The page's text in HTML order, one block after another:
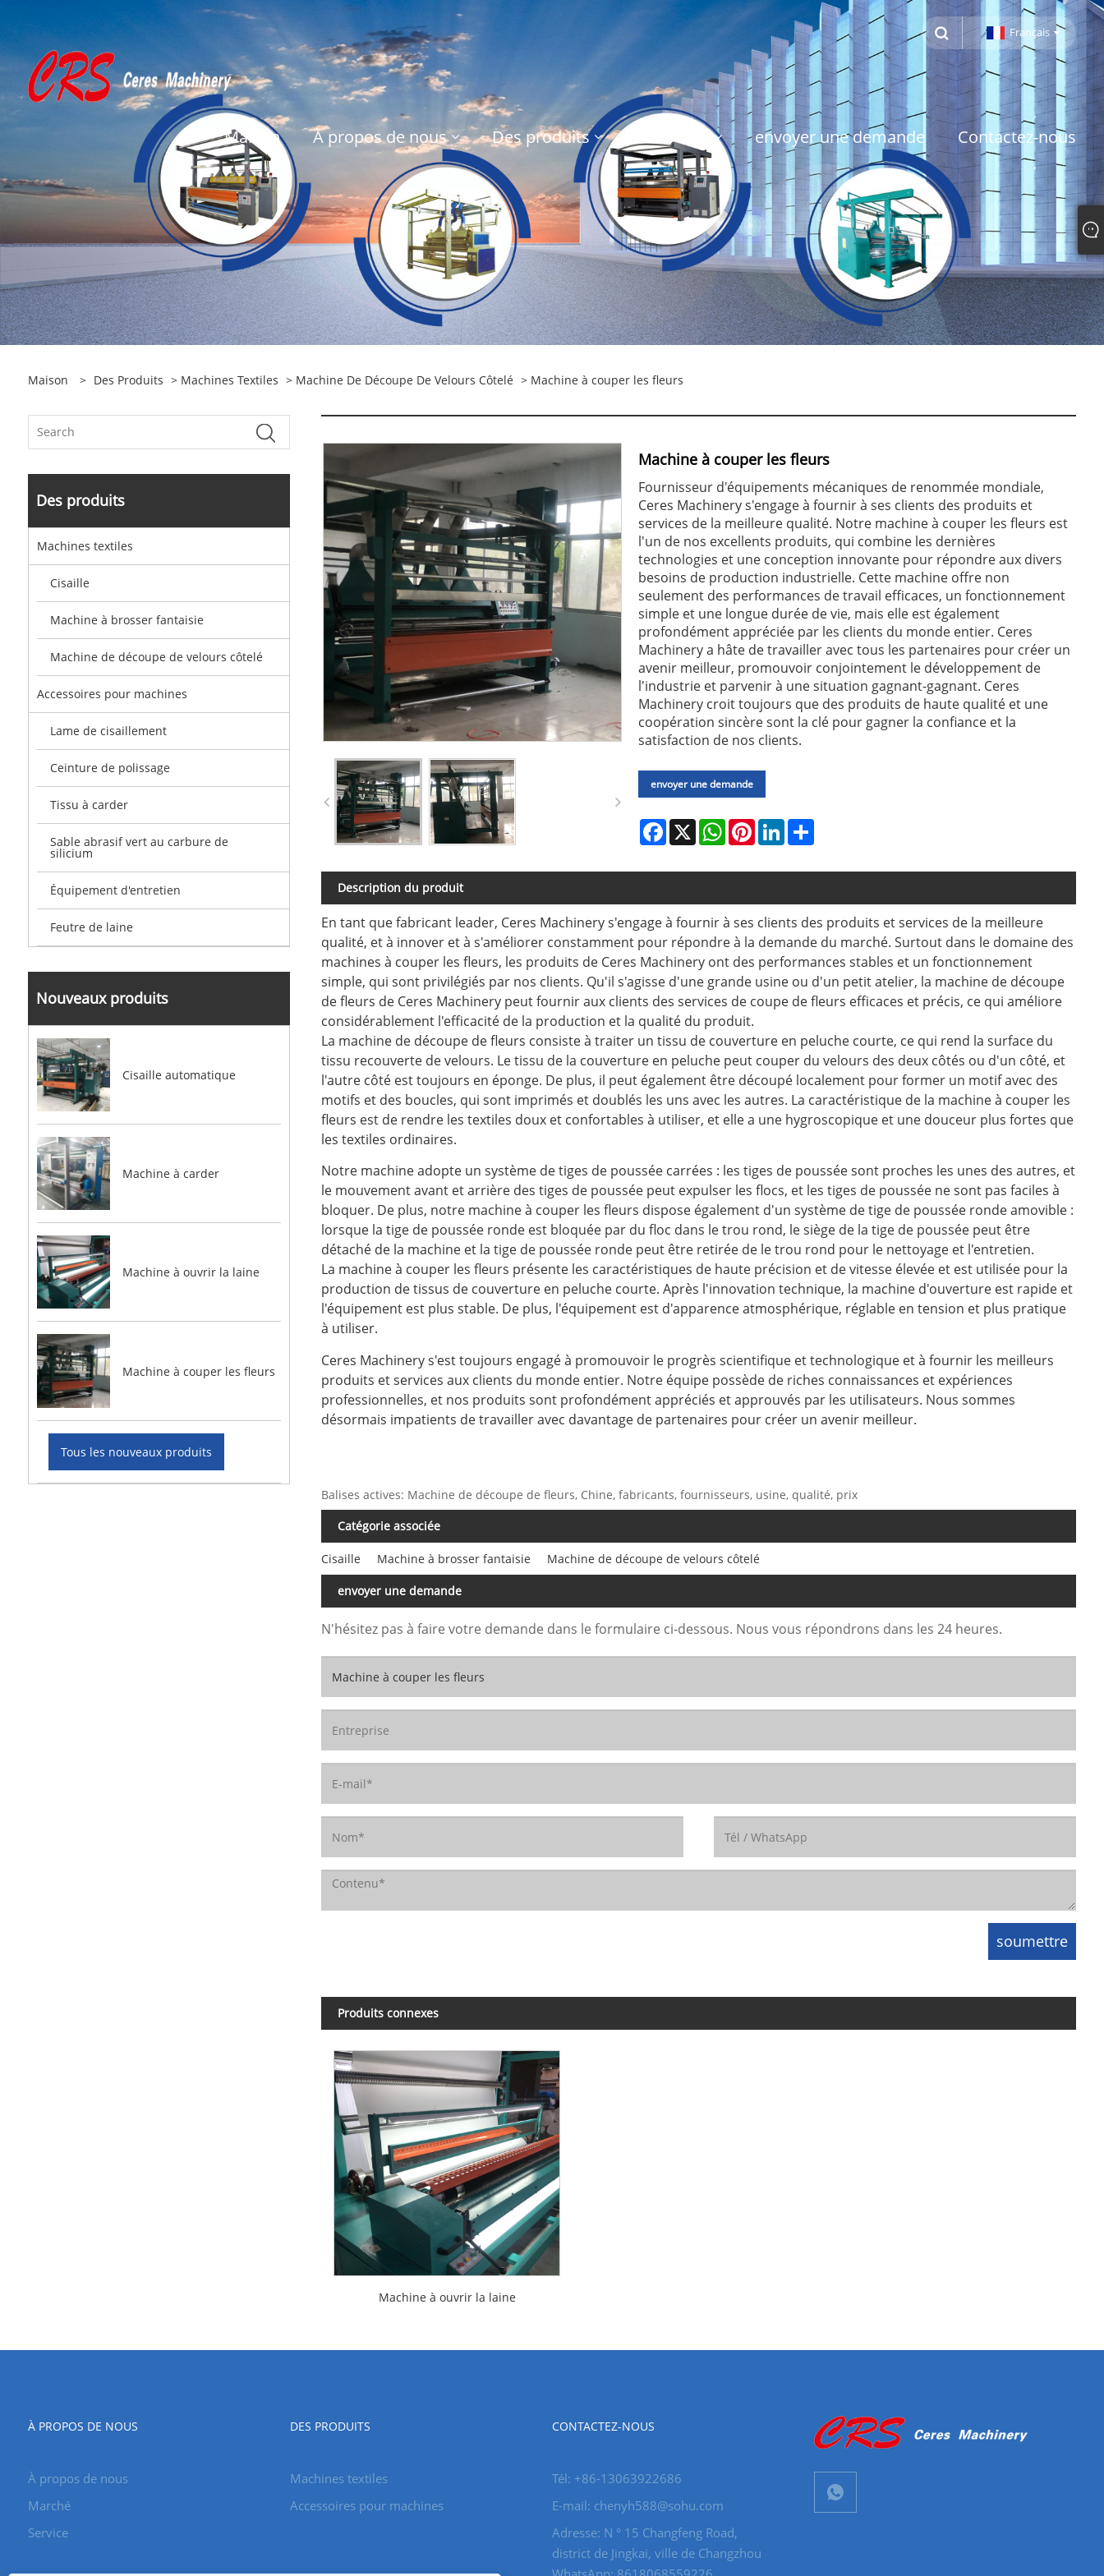
Français
Maison À propos de nous Des produits Nouvelles envoyer une demande Contactez-nous
Maison > Des Produits > Machines Textiles > Machine De Découpe De Velours Côtelé > Machine à couper les fleurs
Des produits
Machines textiles
Cisaille
Machine à brosser fantaisie
Machine de découpe de velours côtelé
Accessoires pour machines
Lame de cisaillement
Ceinture de polissage
Tissu à carder
Sable abrasif vert au carbure de
silicium
Équipement d'entretien
Feutre de laine
Nouveaux produits
Cisaille automatique
Machine à carder
Machine à ouvrir la laine
Machine à couper les fleurs
Tous les nouveaux produits
Machine à couper les fleurs
Fournisseur d'équipements mécaniques de renommée mondiale,
Ceres Machinery s'engage à fournir à ses clients des produits et
services de la meilleure qualité. Notre machine à couper les fleurs est
l'un de nos excellents produits, qui combine les dernières
technologies et une conception innovante pour répondre aux divers
besoins de production industrielle. Cette machine offre non
seulement des performances de travail efficaces, un fonctionnement
simple et une longue durée de vie, mais elle est également
profondément appréciée par les clients du monde entier. Ceres
Machinery a hâte de travailler avec tous les partenaires pour créer un
avenir meilleur, promouvoir conjointement le développement de
l'industrie et parvenir à une situation gagnant-gagnant. Ceres
Machinery croit toujours que des produits de haute qualité et une
coopération sincère sont la clé pour gagner la confiance et la
satisfaction de nos clients.
envoyer une demande
Facebook
X WhatsApp
PinterestLinkedIn
Description du produit
En tant que fabricant leader, Ceres Machinery s'engage à fournir à ses clients des produits et services de la meilleure
qualité, et à innover et à s'améliorer constamment pour répondre à la demande du marché. Surtout dans le domaine des
machines à couper les fleurs, les produits de Ceres Machinery ont des performances stables et un fonctionnement
simple, qui sont privilégiés par nos clients. Qu'il s'agisse d'une grande usine ou d'un petit atelier, la machine de découpe
de fleurs de Ceres Machinery peut fournir aux clients des services de coupe de fleurs efficaces et précis, ce qui améliore
considérablement l'efficacité de la production et la qualité du produit.
La machine de découpe de fleurs consiste à traiter un tissu de couverture en peluche courte, ce qui rend la surface du
tissu recouverte de velours. Le tissu de la couverture en peluche peut couper du velours des deux côtés ou d'un côté, et
l'autre côté est toujours en éponge. De plus, il peut également être découpé localement pour former un motif avec des
motifs et des boucles, qui sont imprimés et doublés les uns avec les autres. La caractéristique de la machine à couper les
fleurs est de rendre les textiles doux et confortables à utiliser, et elle a une hygroscopique et une douceur plus fortes que
les textiles ordinaires.
Notre machine adopte un système de tiges de poussée carrées : les tiges de poussée sont proches les unes des autres, et
le mouvement avant et arrière des tiges de poussée peut expulser les flocs, et les tiges de poussée ne sont pas faciles à
bloquer. De plus, notre machine à couper les fleurs dispose également d'un système de tige de poussée ronde amovible :
lorsque la tige de poussée ronde est bloquée par du floc dans le trou rond, le siège de la tige de poussée peut être
détaché de la machine et la tige de poussée ronde peut être retirée de le trou rond pour le nettoyage et l'entretien.
La machine à couper les fleurs présente les caractéristiques de haute précision et de vitesse élevée et est utilisée pour la
production de tissus de couverture en peluche courte. Après l'innovation technique, la machine d'ouverture est rapide et
l'équipement est plus stable. De plus, l'équipement est d'apparence atmosphérique, réglable en tension et plus pratique
à utiliser.
Ceres Machinery s'est toujours engagé à promouvoir le progrès scientifique et technologique et à fournir les meilleurs
produits et services aux clients du monde entier. Notre équipe possède de riches connaissances et expériences
professionnelles, et nos produits sont profondément appréciés et approuvés par les utilisateurs. Nous sommes
désormais impatients de travailler avec davantage de partenaires pour créer un avenir meilleur.
Balises actives: Machine de découpe de fleurs, Chine, fabricants, fournisseurs, usine, qualité, prix
Catégorie associée
Cisaille Machine à brosser fantaisie Machine de découpe de velours côtelé
envoyer une demande
N'hésitez pas à faire votre demande dans le formulaire ci-dessous. Nous vous répondrons dans les 24 heures.
Produits connexes
Machine à ouvrir la laine
À PROPOS DE NOUS
À propos de nous
Marché
Service
DES PRODUITS
Machines textiles
Accessoires pour machines
CONTACTEZ-NOUS
Tél: +86-13063922686
E-mail: chenyh588@sohu.com
Adresse: N ° 15 Changfeng Road,
district de Jingkai, ville de Changzhou